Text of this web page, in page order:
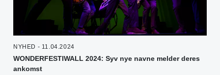
NYHED - 11.04.2024
WONDERFESTIWALL 2024: Syv nye navne melder deres
ankomst